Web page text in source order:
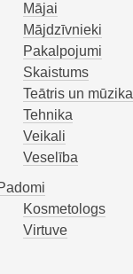
Mājai
Mājdzīvnieki
Pakalpojumi
Skaistums
Teātris un mūzika
Tehnika
Veikali
Veselība
Kosmetologs
Virtuve